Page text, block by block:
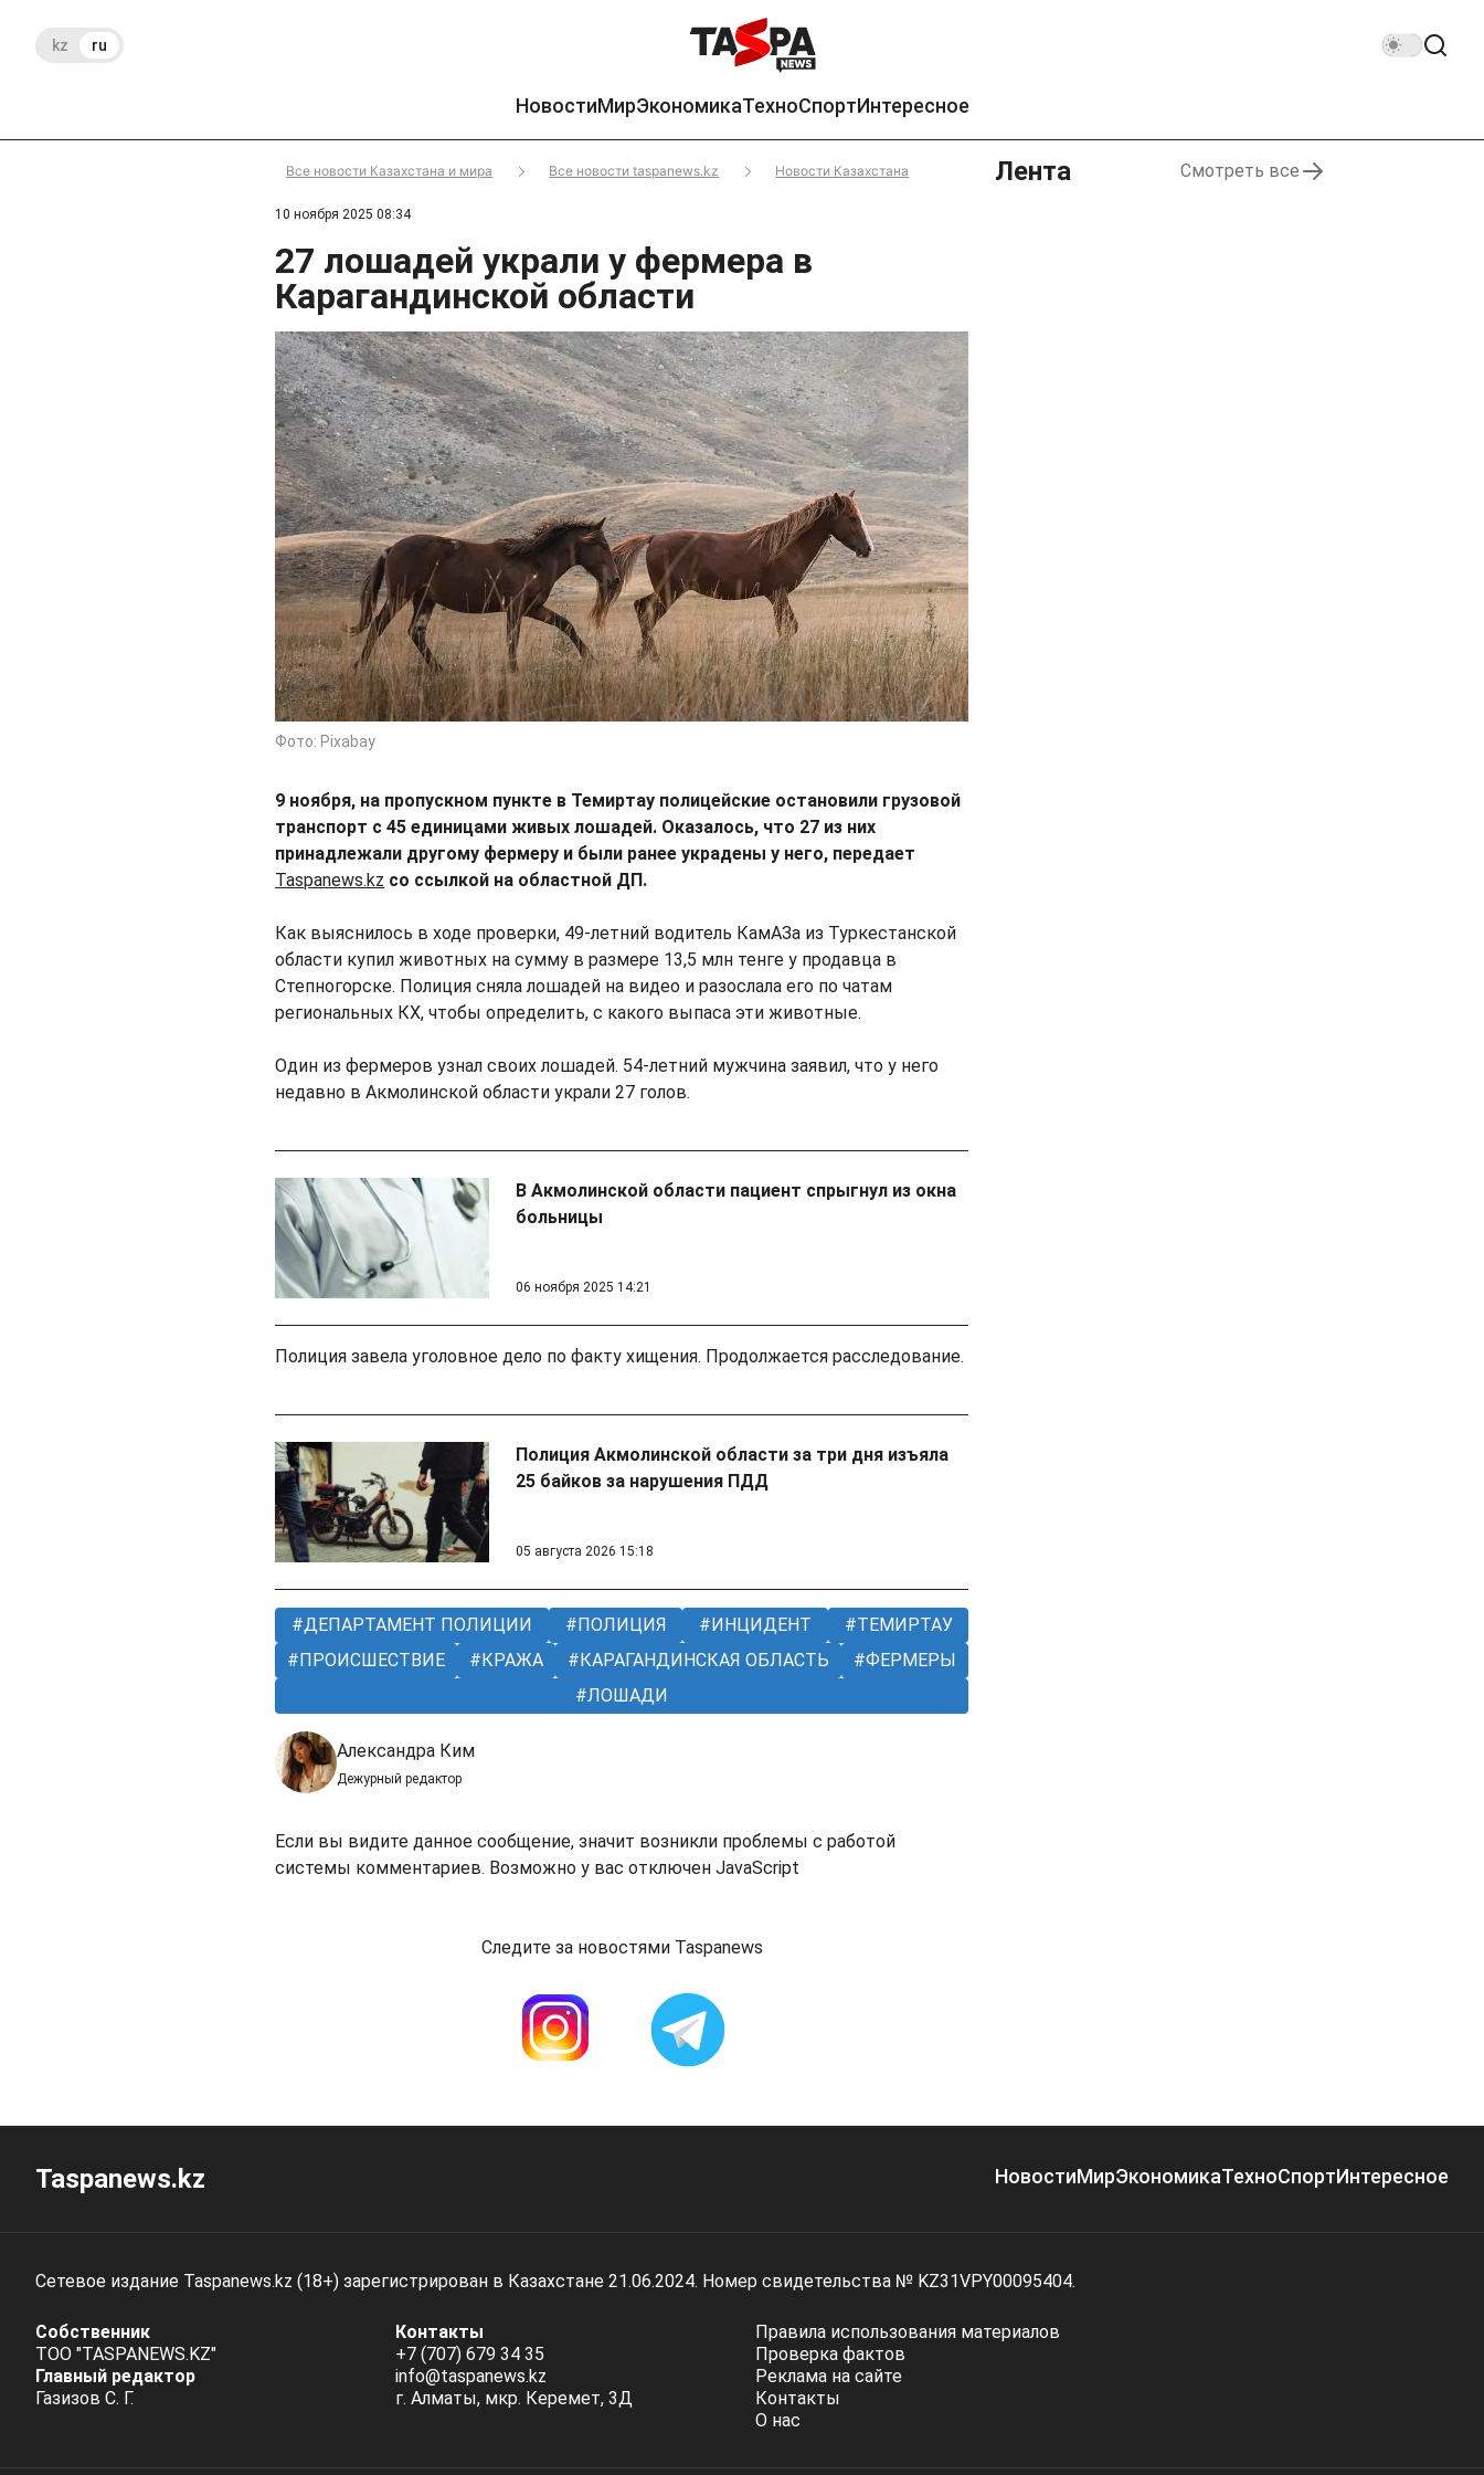
kz ru
НовостиМирЭкономикаТехноСпортИнтересное
Все новости Казахстана и мира Все новости taspanews.kz Новости Казахстана
10 ноября 2025 08:34
27 лошадей украли у фермера в
Карагандинской области
Фото: Pixabay
9 ноября, на пропускном пункте в Темиртау полицейские остановили грузовой
транспорт с 45 единицами живых лошадей. Оказалось, что 27 из них
принадлежали другому фермеру и были ранее украдены у него, передает
Taspanews.kz со ссылкой на областной ДП.
Как выяснилось в ходе проверки, 49-летний водитель КамАЗа из Туркестанской
области купил животных на сумму в размере 13,5 млн тенге у продавца в
Степногорске. Полиция сняла лошадей на видео и разослала его по чатам
региональных КХ, чтобы определить, с какого выпаса эти животные.
Один из фермеров узнал своих лошадей. 54-летний мужчина заявил, что у него
недавно в Акмолинской области украли 27 голов.
В Акмолинской области пациент спрыгнул из окна
больницы
06 ноября 2025 14:21
Полиция завела уголовное дело по факту хищения. Продолжается расследование.
Полиция Акмолинской области за три дня изъяла
25 байков за нарушения ПДД
05 августа 2026 15:18
ДЕПАРТАМЕНТ ПОЛИЦИИ ПОЛИЦИЯ ИНЦИДЕНТ
ТЕМИРТАУ
ПРОИСШЕСТВИЕ
КРАЖА КАРАГАНДИНСКАЯ ОБЛАСТЬ
ФЕРМЕРЫ
ЛОШАДИ
Александра Ким
Дежурный редактор
Если вы видите данное сообщение, значит возникли проблемы с работой
системы комментариев. Возможно у вас отключен JavaScript
Следите за новостями Taspanews
Лента Смотреть все
Taspanews.kz НовостиМирЭкономикаТехноСпортИнтересное
Сетевое издание Taspanews.kz (18+) зарегистрирован в Казахстане 21.06.2024. Номер свидетельства № KZ31VPY00095404.
Собственник
ТОО "TASPANEWS.KZ"
Главный редактор
Газизов С. Г.
Контакты
+7 (707) 679 34 35
info@taspanews.kz
г. Алматы, мкр. Керемет, 3Д
Правила использования материалов
Проверка фактов
Реклама на сайте
Контакты
О нас